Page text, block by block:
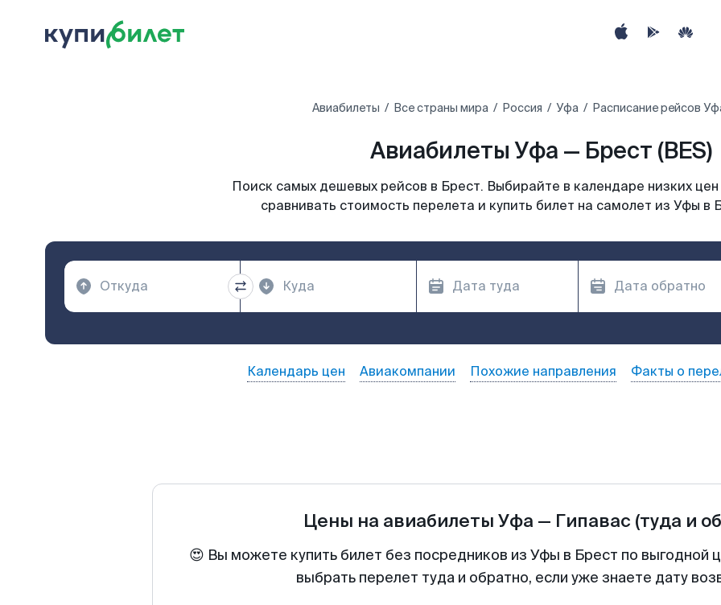
Авиабилеты Все страны мира Россия Уфа Расписание рейсов
Авиабилеты Уфа — Брест (BES)
Поиск самых дешевых рейсов в Брест. Выбирайте в календаре низких
сравнивать стоимость перелета и купить билет на самолет из Уфы в
Календарь цен Авиакомпании Похожие направления Факты о
Цены на авиабилеты Уфа — Гипавас (туда и
😍 Вы можете купить билет без посредников из Уфы в Брест по выгодной
выбрать перелет туда и обратно, если уже знаете дату